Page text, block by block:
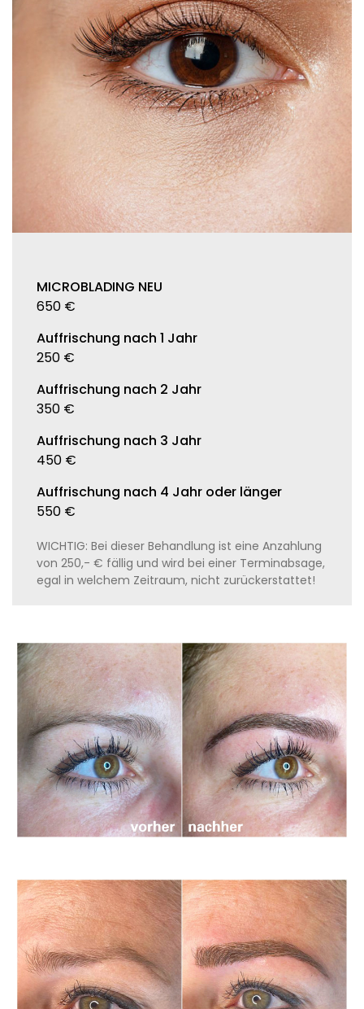
MICROBLADING NEU
650 €
Auffrischung nach 1 Jahr
250 €
Auffrischung nach 2 Jahr
350 €
Auffrischung nach 3 Jahr
450 €
Auffrischung nach 4 Jahr oder länger
550 €
WICHTIG: Bei dieser Behandlung ist eine Anzahlung
von 250,- € fällig und wird bei einer Terminabsage,
egal in welchem Zeitraum, nicht zurückerstattet!